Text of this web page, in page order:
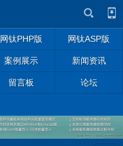
网钛PHP版 网钛ASP版
案例展示 新闻资讯
留言板 论坛